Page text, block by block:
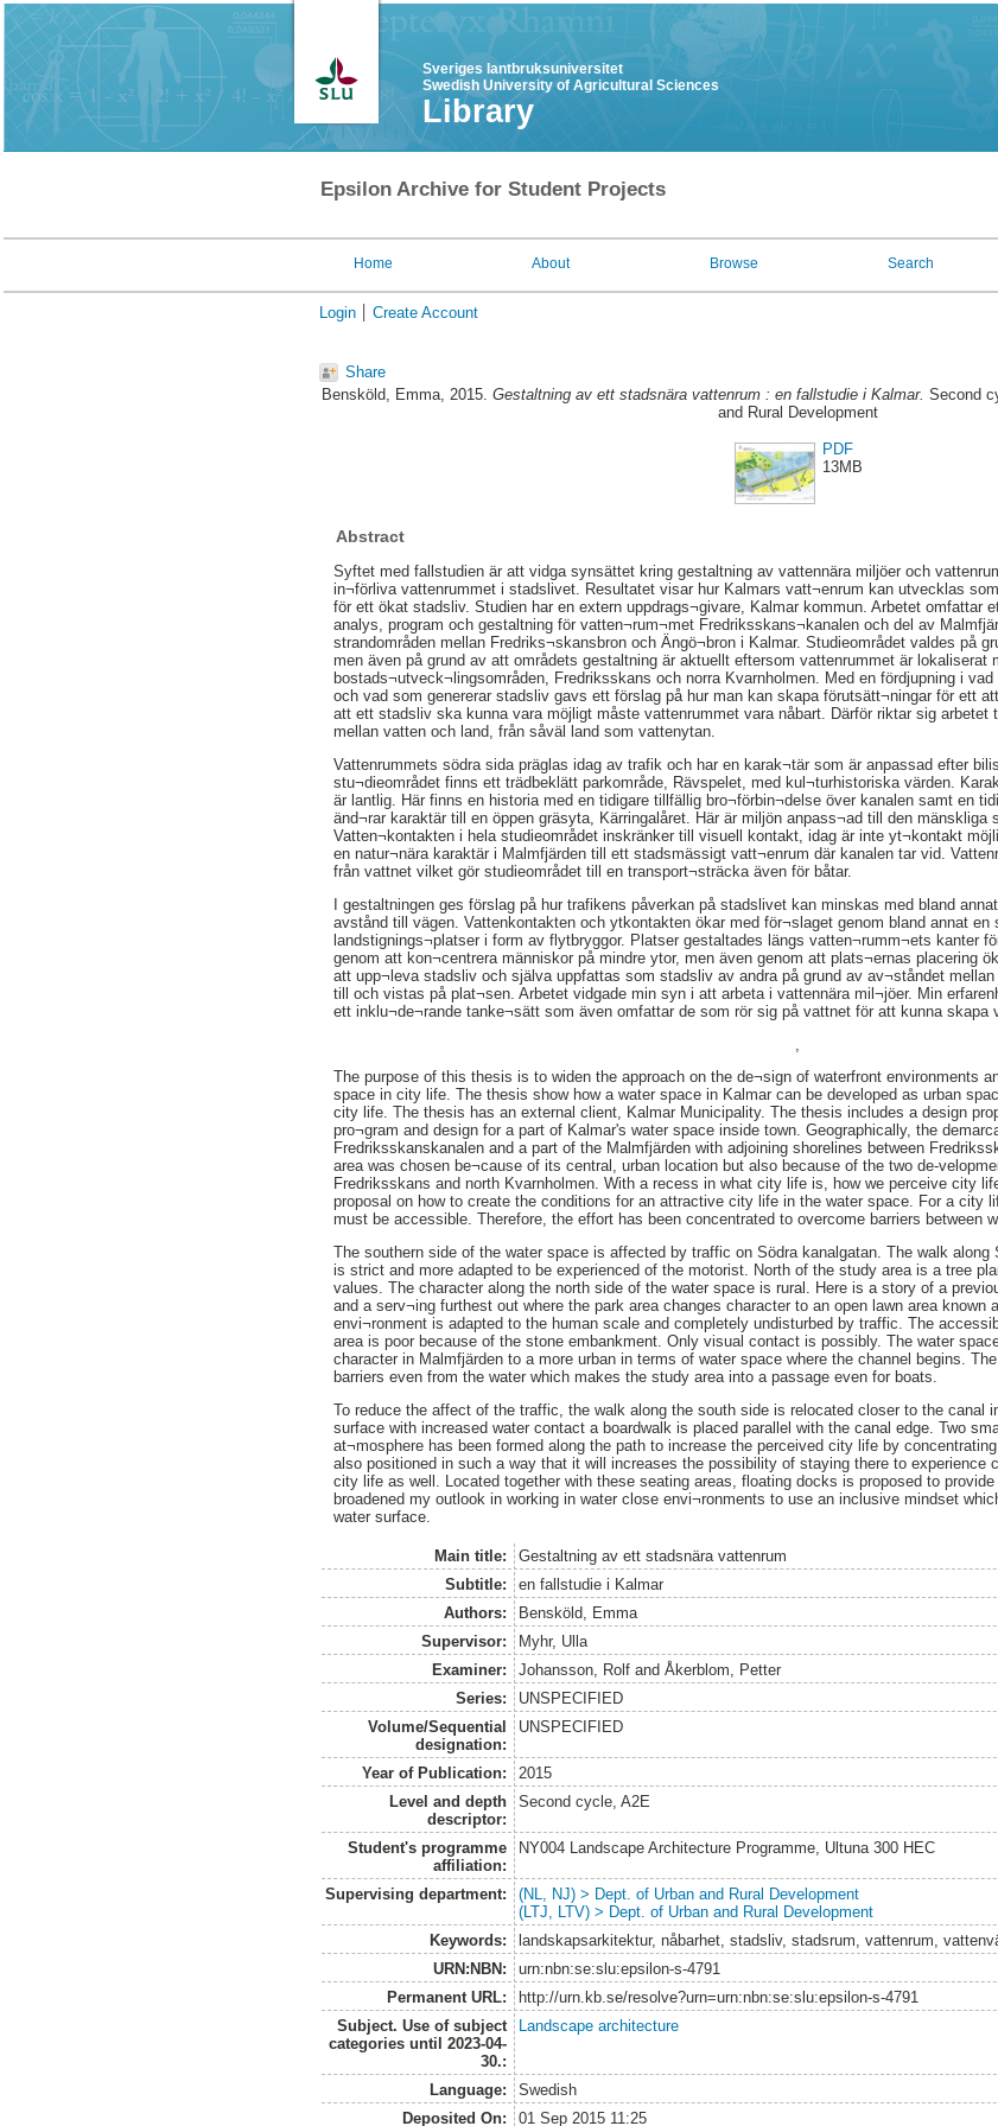
Sveriges lantbruksuniversitet
Swedish University of Agricultural Sciences
Library
Epsilon Archive for Student Projects
Home About Browse Search
Login Create Account
Share
Bensköld, Emma, 2015. Gestaltning av ett stadsnära vattenrum : en fallstudie i Kalmar. Second
and Rural Development
PDF
13MB
Abstract
Syftet med fallstudien är att vidga synsättet kring gestaltning av vattennära miljöer och
in¬förliva vattenrummet i stadslivet. Resultatet visar hur Kalmars vatt¬enrum kan utvecklas
för ett ökat stadsliv. Studien har en extern uppdrags¬givare, Kalmar kommun. Arbetet omfattar
analys, program och gestaltning för vatten¬rum¬met Fredriksskans¬kanalen och del av
strandområden mellan Fredriks¬skansbron och Ängö¬bron i Kalmar. Studieområdet valdes på
men även på grund av att områdets gestaltning är aktuellt eftersom vattenrummet är lokaliserat
bostads¬utveck¬lingsområden, Fredriksskans och norra Kvarnholmen. Med en fördjupning i
och vad som genererar stadsliv gavs ett förslag på hur man kan skapa förutsätt¬ningar för ett
att ett stadsliv ska kunna vara möjligt måste vattenrummet vara nåbart. Därför riktar sig arbetet
mellan vatten och land, från såväl land som vattenytan.
Vattenrummets södra sida präglas idag av trafik och har en karak¬tär som är anpassad efter
stu¬dieområdet finns ett trädbeklätt parkområde, Rävspelet, med kul¬turhistoriska värden.
är lantlig. Här finns en historia med en tidigare tillfällig bro¬förbin¬delse över kanalen samt en
änd¬rar karaktär till en öppen gräsyta, Kärringalåret. Här är miljön anpass¬ad till den mänskliga
Vatten¬kontakten i hela studieområdet inskränker till visuell kontakt, idag är inte yt¬kontakt
en natur¬nära karaktär i Malmfjärden till ett stadsmässigt vatt¬enrum där kanalen tar vid.
från vattnet vilket gör studieområdet till en transport¬sträcka även för båtar.
I gestaltningen ges förslag på hur trafikens påverkan på stadslivet kan minskas med bland
avstånd till vägen. Vattenkontakten och ytkontakten ökar med för¬slaget genom bland annat en
landstignings¬platser i form av flytbryggor. Platser gestaltades längs vatten¬rumm¬ets kanter
genom att kon¬centrera människor på mindre ytor, men även genom att plats¬ernas placering
att upp¬leva stadsliv och själva uppfattas som stadsliv av andra på grund av av¬ståndet
till och vistas på plat¬sen. Arbetet vidgade min syn i att arbeta i vattennära mil¬jöer. Min
ett inklu¬de¬rande tanke¬sätt som även omfattar de som rör sig på vattnet för att kunna skapa
The purpose of this thesis is to widen the approach on the de¬sign of waterfront environments
space in city life. The thesis show how a water space in Kalmar can be developed as urban
city life. The thesis has an external client, Kalmar Municipality. The thesis includes a design
pro¬gram and design for a part of Kalmar's water space inside town. Geographically, the
Fredriksskanskanalen and a part of the Malmfjärden with adjoining shorelines between
area was chosen be¬cause of its central, urban location but also because of the two de-
Fredriksskans and north Kvarnholmen. With a recess in what city life is, how we perceive city
proposal on how to create the conditions for an attractive city life in the water space. For a city
must be accessible. Therefore, the effort has been concentrated to overcome barriers between
The southern side of the water space is affected by traffic on Södra kanalgatan. The walk along
is strict and more adapted to be experienced of the motorist. North of the study area is a tree
values. The character along the north side of the water space is rural. Here is a story of a
and a serv¬ing furthest out where the park area changes character to an open lawn area known
envi¬ronment is adapted to the human scale and completely undisturbed by traffic. The
area is poor because of the stone embankment. Only visual contact is possibly. The water
character in Malmfjärden to a more urban in terms of water space where the channel begins.
barriers even from the water which makes the study area into a passage even for boats.
To reduce the affect of the traffic, the walk along the south side is relocated closer to the canal
surface with increased water contact a boardwalk is placed parallel with the canal edge. Two
at¬mosphere has been formed along the path to increase the perceived city life by
also positioned in such a way that it will increases the possibility of staying there to experience
city life as well. Located together with these seating areas, floating docks is proposed to
broadened my outlook in working in water close envi¬ronments to use an inclusive mindset
water surface.
Main title:
Gestaltning av ett stadsnära vattenrum
Subtitle:
en fallstudie i Kalmar
Authors:
Bensköld, Emma
Supervisor:
Myhr, Ulla
Examiner:
Johansson, Rolfand Åkerblom, Petter
Series:
UNSPECIFIED
Volume/Sequential
designation:
UNSPECIFIED
Year of Publication:
2015
Level and depth
descriptor:
Second cycle, A2E
Student's programme
affiliation:
NY004 Landscape Architecture Programme, Ultuna 300 HEC
Supervising department:
(NL, NJ) > Dept. of Urban and Rural Development
(LTJ, LTV) > Dept. of Urban and Rural Development
Keywords:
landskapsarkitektur, nåbarhet, stadsliv, stadsrum, vattenrum,
URN:NBN:
urn:nbn:se:slu:epsilon-s-4791
Permanent URL:
http://urn.kb.se/resolve?urn=urn:nbn:se:slu:epsilon-s-4791
Subject. Use of subject
categories until 2023-04-
30.:
Landscape architecture
Language:
Swedish
Deposited On:
01 Sep 2015 11:25